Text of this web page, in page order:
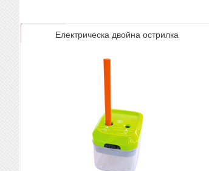
Електрическа двойна острилка